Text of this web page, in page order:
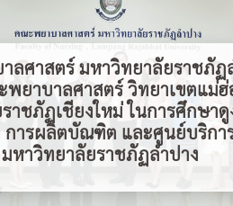
ลศาสตร์ มหาวิทยาลัยราชภัฏ
ยาบาลศาสตร์ วิทยาเขตแม่
าชภัฏเชียงใหม่ ในการศึกษาดู
การผลิตบัณฑิต และศูนย์บริกา
มหาวิทยาลัยราชภัฏลำปาง